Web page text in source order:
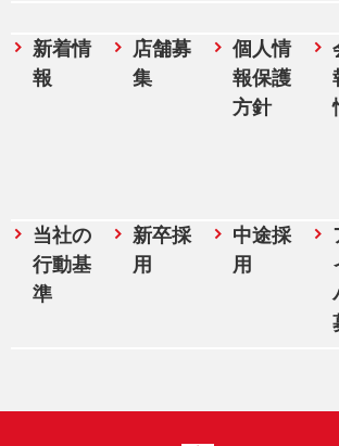
新着情
報
店舗募
集
個人情
報保護
方針
当社の
行動基
準
新卒採
用
中途採
用